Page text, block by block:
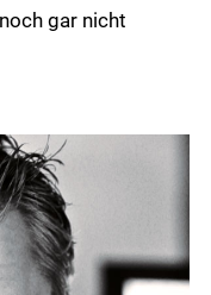
gar nicht